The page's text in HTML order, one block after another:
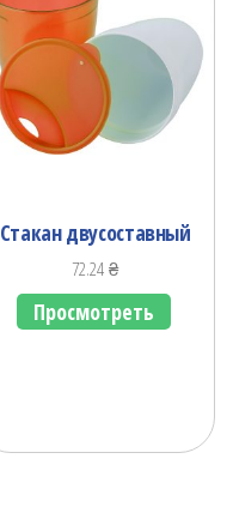
Стакан двусоставный
72.24₴
Просмотреть